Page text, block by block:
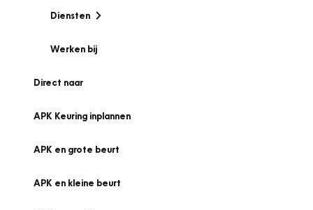
Diensten
Werken bij
Direct naar
APK Keuring inplannen
APK en grote beurt
APK en kleine beurt